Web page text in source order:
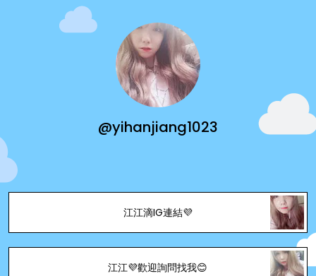
@yihanjiang1023
江江滴IG連結💜
江江💜歡迎詢問找我😊